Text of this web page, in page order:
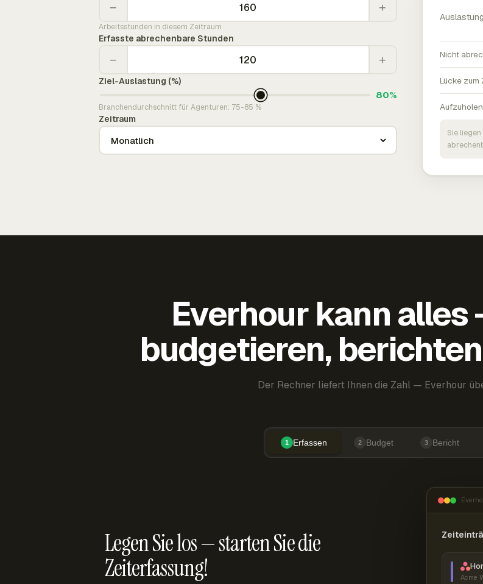
− +
Arbeitsstunden in diesem Zeitraum
Erfasste abrechenbare Stunden
− +
Ziel-Auslastung (%)
80%
Branchendurchschnitt für Agenturen: 75-85 %
Zeitraum
Auslastung
Nicht
Lücke zum
Sie
Everhour kann
budgetieren,
Der Rechner liefert Ihnen die Zahl — Everhour
1 Erfassen 2 Budget 3 Bericht
Legen Sie los — starten Sie die
Zeiterfassung!
Acme